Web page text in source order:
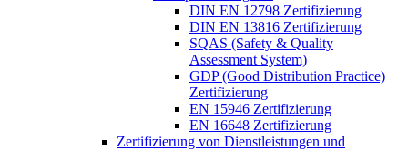
DIN EN 12798 Zertifizierung
DIN EN 13816 Zertifizierung
SQAS (Safety & Quality
Assessment System)
GDP (Good Distribution Practice)
Zertifizierung
EN 15946 Zertifizierung
EN 16648 Zertifizierung
Zertifizierung von Dienstleistungen und